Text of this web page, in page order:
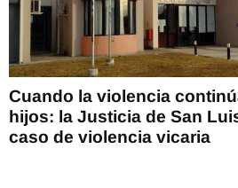
Cuando la violencia
hijos: la Justicia de San
caso de violencia vicaria